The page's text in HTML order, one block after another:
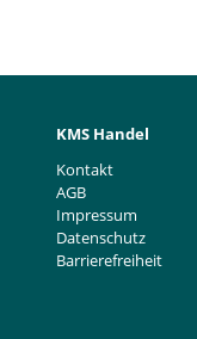
KMS Handel
Kontakt
AGB
Impressum
Datenschutz
Barrierefreiheit